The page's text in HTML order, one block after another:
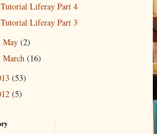
Tutorial Liferay Part 4
Tutorial Liferay Part 3
May (2)
March (16)
(53)
(5)